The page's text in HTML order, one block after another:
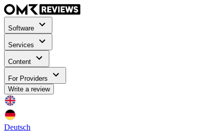
Software
Services
Content
For Providers
Write a review
Deutsch